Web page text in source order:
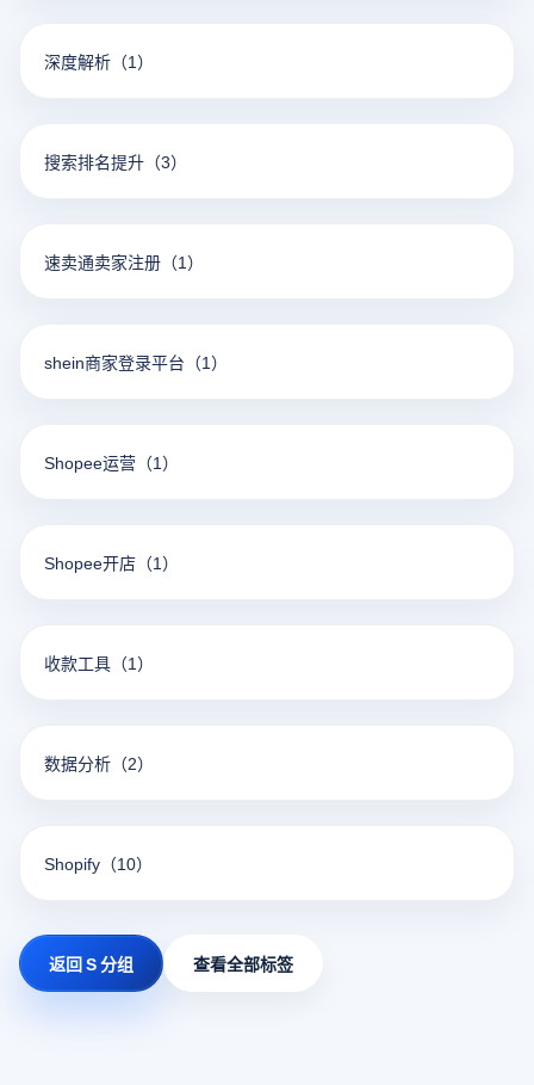
深度解析 （1）
搜索排名提升 （3）
速卖通卖家注册 （1）
shein商家登录平台 （1）
Shopee运营 （1）
Shopee开店 （1）
收款工具 （1）
数据分析 （2）
Shopify （10）
返回 S 分组 查看全部标签